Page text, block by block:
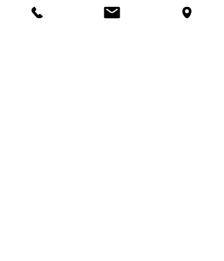
jedoch "ohne Gewähr" für die Richtigkeit und